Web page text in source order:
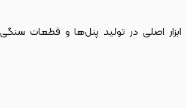
ابزار اصلی در تولید پنل‌ها و قطعات سنگی